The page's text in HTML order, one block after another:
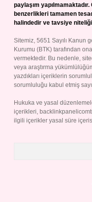
paylaşım
benzerlikleri tamamen
halindedir ve tavsiye
Sitemiz, 5651 Sayılı Kanun
Kurumu (BTK) tarafından
vermektedir. Bu nedenle,
veya araştırma
yazdıkları içeriklerin
sorumluluğu kabul etmiş
Hukuka ve yasal
içerikleri,
ilgili içerikler yasal süre